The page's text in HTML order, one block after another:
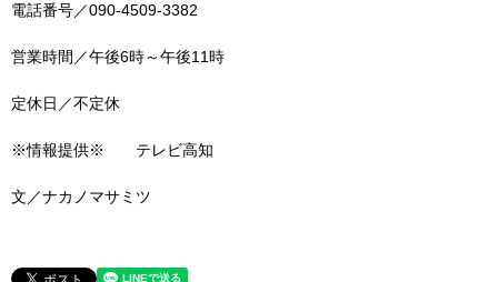
電話番号／090-4509-3382
営業時間／午後6時～午後11時
定休日／不定休
※情報提供※ テレビ高知
文／ナカノマサミツ